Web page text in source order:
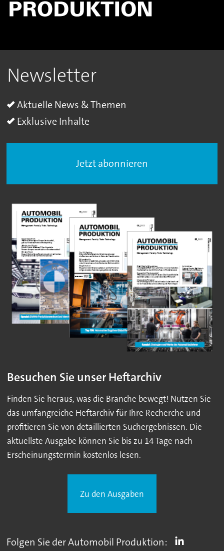
Newsletter
Aktuelle News & Themen
Exklusive Inhalte
Jetzt abonnieren
Besuchen Sie unser Heftarchiv
Finden Sie heraus, was die Branche bewegt! Nutzen Sie
das umfangreiche Heftarchiv für Ihre Recherche und
profitieren Sie von detaillierten Suchergebnissen. Die
aktuellste Ausgabe können Sie bis zu 14 Tage nach
Erscheinungstermin kostenlos lesen.
Zu den Ausgaben
Folgen Sie der Automobil Produktion: